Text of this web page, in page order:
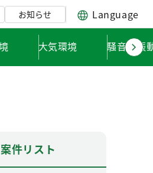
お知らせ Language
大気環境 騒音・振
「東日本旅客鉄道南武線（谷
件リスト